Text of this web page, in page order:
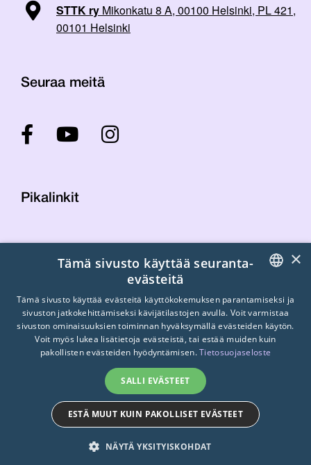
STTK ry Mikonkatu 8 A, 00100 Helsinki, PL 421,
00101 Helsinki
Seuraa meitä
Pikalinkit
Laskutustiedot
Tietosuojaseloste
Turvallisemman tilan periaatteet
© 2026 STTK. Made with ❤ byAvoin.Systems
FINNISH
SWEDISH
×
Tämä sivusto käyttää seuranta-
evästeitä
Tämä sivusto käyttää evästeitä käyttökokemuksen parantamiseksi ja
sivuston jatkokehittämiseksi kävijätilastojen avulla. Voit varmistaa
sivuston ominaisuuksien toiminnan hyväksymällä evästeiden käytön.
Voit myös lukea lisätietoja evästeistä, tai estää muiden kuin
pakollisten evästeiden hyödyntämisen.Tietosuojaseloste
SALLI EVÄSTEET
ESTÄ MUUT KUIN PAKOLLISET EVÄSTEET
NÄYTÄ YKSITYISKOHDAT